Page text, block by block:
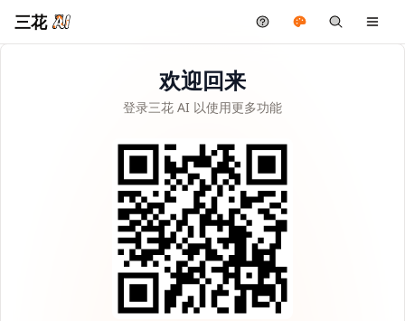
三花
欢迎回来
登录三花 AI 以使用更多功能